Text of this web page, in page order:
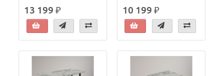
13 199 ₽ 10 199 ₽